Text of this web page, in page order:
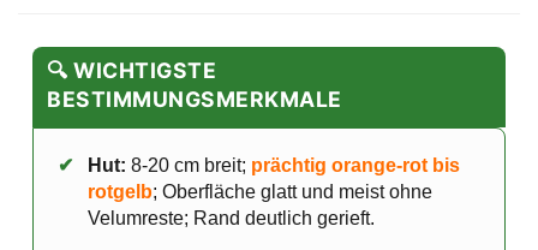
🔍 WICHTIGSTE
BESTIMMUNGSMERKMALE
✔ Hut: 8-20 cm breit; prächtig orange-rot bis
rotgelb; Oberfläche glatt und meist ohne
Velumreste; Rand deutlich gerieft.